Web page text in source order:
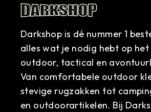
Darkshop is dé nummer 1
alles wat je nodig hebt op
outdoor, tactical en
Van comfortabele outdoor
stevige rugzakken tot
en outdoorartikelen. Bij